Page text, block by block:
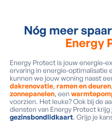
Nóg meer
Energy
Energy Protect is jouw energie-
ervaring in energie-optimalisatie
kunnen we jouw woning naast
dakrenovatie, ramen en deuren,
zonnepanelen, een
voorzien. Het leuke? Ook bij de
diensten van Energy Protect krijg
gezinsbondlidkaart. Grijp je